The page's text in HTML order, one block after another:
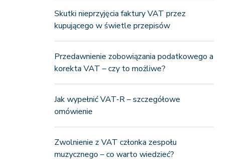
Skutki nieprzyjęcia faktury VAT przez
kupującego w świetle przepisów
Przedawnienie zobowiązania podatkowego a
korekta VAT – czy to możliwe?
Jak wypełnić VAT-R – szczegółowe
omówienie
Zwolnienie z VAT członka zespołu
muzycznego – co warto wiedzieć?